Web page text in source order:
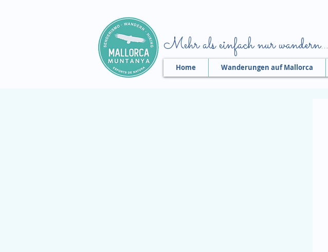
Mehr als einfach nur wandern...
Home Wanderungen auf Mallorca